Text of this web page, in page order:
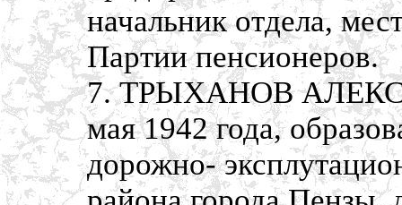
начальник отдела,
Партии пенсионеров.
7. ТРЫХАНОВ
мая 1942 года,
дорожно-